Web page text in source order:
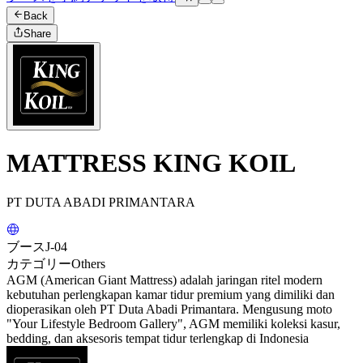
Back
Share
MATTRESS KING KOIL
PT DUTA ABADI PRIMANTARA
ブースJ-04
カテゴリーOthers
AGM (American Giant Mattress) adalah jaringan ritel modern
kebutuhan perlengkapan kamar tidur premium yang dimiliki dan
dioperasikan oleh PT Duta Abadi Primantara. Mengusung moto
"Your Lifestyle Bedroom Gallery", AGM memiliki koleksi kasur,
bedding, dan aksesoris tempat tidur terlengkap di Indonesia